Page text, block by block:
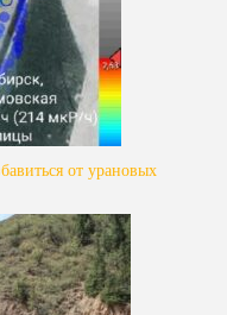
от урановых